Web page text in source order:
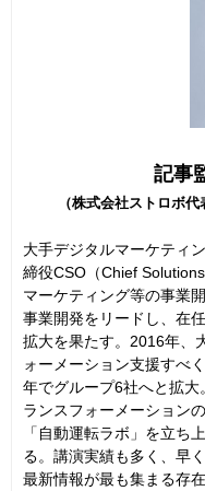
記事
（株式会社ストロボ
大手デジタルマーケティ
締役CSO（Chief
マーケティング等の事業
事業開発をリードし、在
拡大を果たす。2016年、
ォーメーション支援すべ
年でグループ6社へと拡
ランスフォーメーション
「自動運転ラボ」を立ち
る。講演実績も多く、早
最新情報が最も集まる存